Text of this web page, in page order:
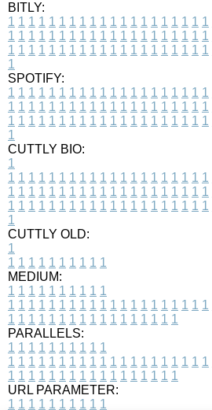
BITLY:
1 1 1 1 1 1 1 1 1 1 1 1 1 1 1 1 1 1 1 1
1 1 1 1 1 1 1 1 1 1 1 1 1 1 1 1 1 1 1 1
1 1 1 1 1 1 1 1 1 1 1 1 1 1 1 1 1 1 1 1
1
SPOTIFY:
1 1 1 1 1 1 1 1 1 1 1 1 1 1 1 1 1 1 1 1
1 1 1 1 1 1 1 1 1 1 1 1 1 1 1 1 1 1 1 1
1 1 1 1 1 1 1 1 1 1 1 1 1 1 1 1 1 1 1 1
1
CUTTLY BIO:
1
1 1 1 1 1 1 1 1 1 1 1 1 1 1 1 1 1 1 1 1
1 1 1 1 1 1 1 1 1 1 1 1 1 1 1 1 1 1 1 1
1 1 1 1 1 1 1 1 1 1 1 1 1 1 1 1 1 1 1 1
1
CUTTLY OLD:
1
1 1 1 1 1 1 1 1 1 1
MEDIUM:
1 1 1 1 1 1 1 1 1 1
1 1 1 1 1 1 1 1 1 1 1 1 1 1 1 1 1 1 1 1
1 1 1 1 1 1 1 1 1 1 1 1 1 1 1 1 1
PARALLELS:
1 1 1 1 1 1 1 1 1 1
1 1 1 1 1 1 1 1 1 1 1 1 1 1 1 1 1 1 1 1
1 1 1 1 1 1 1 1 1 1 1 1 1 1 1 1 1
URL PARAMETER:
1 1 1 1 1 1 1 1 1 1